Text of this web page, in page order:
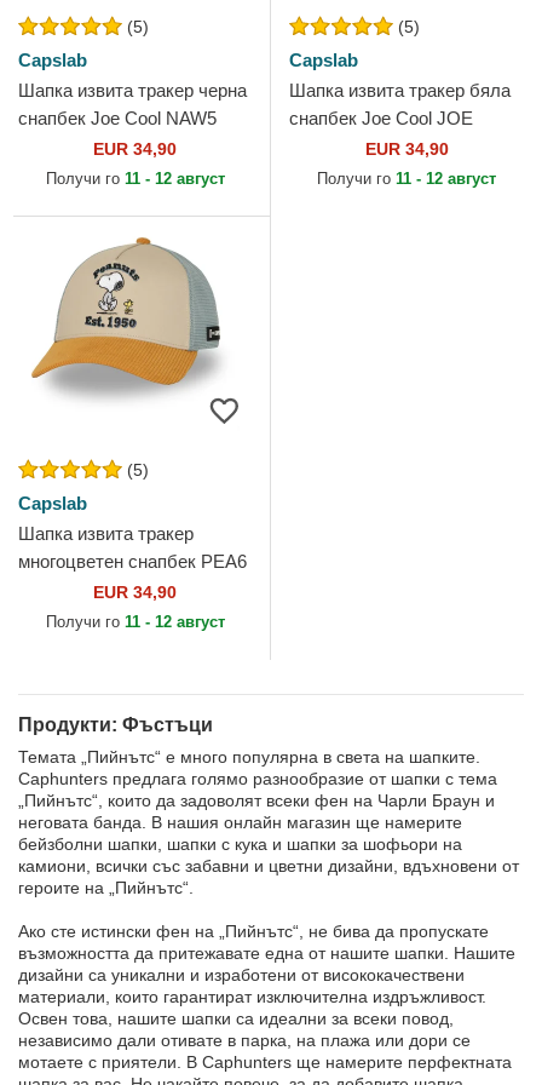
(5)
Capslab
Шапка извита тракер черна
снапбек Joe Cool NAW5
Snoopy Фъстъци от Capslab
EUR 34,90
Получи го 11 - 12 август
(5)
Capslab
Шапка извита тракер бяла
снапбек Joe Cool JOE
Snoopy Фъстъци от Capslab
EUR 34,90
Получи го 11 - 12 август
(5)
Capslab
Шапка извита тракер
многоцветен снапбек PEA6
SNO Snoopy и Emilio
Фъстъци от Capslab
EUR 34,90
Получи го 11 - 12 август
Продукти: Фъстъци
Темата „Пийнътс“ е много популярна в света на шапките.
Caphunters предлага голямо разнообразие от шапки с тема
„Пийнътс“, които да задоволят всеки фен на Чарли Браун и
неговата банда. В нашия онлайн магазин ще намерите
бейзболни шапки, шапки с кука и шапки за шофьори на
камиони, всички със забавни и цветни дизайни, вдъхновени от
героите на „Пийнътс“.
Ако сте истински фен на „Пийнътс“, не бива да пропускате
възможността да притежавате една от нашите шапки. Нашите
дизайни са уникални и изработени от висококачествени
материали, които гарантират изключителна издръжливост.
Освен това, нашите шапки са идеални за всеки повод,
независимо дали отивате в парка, на плажа или дори се
мотаете с приятели. В Caphunters ще намерите перфектната